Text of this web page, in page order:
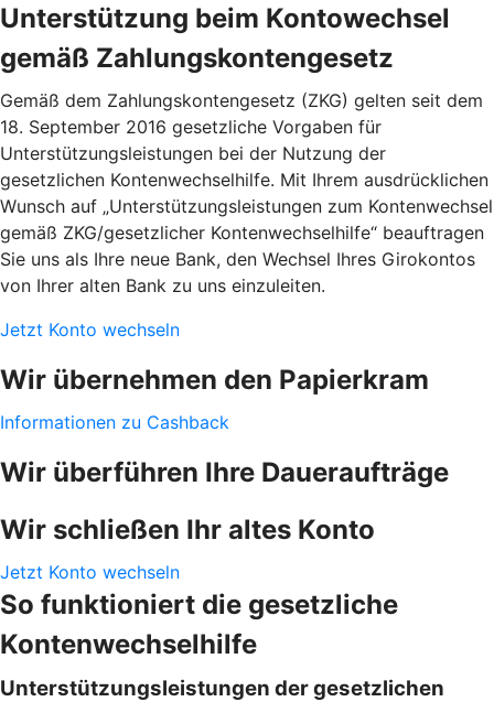
Unterstützung beim Kontowechsel
gemäß Zahlungskontengesetz
Gemäß dem Zahlungskontengesetz (ZKG) gelten seit dem
18. September 2016 gesetzliche Vorgaben für
Unterstützungsleistungen bei der Nutzung der
gesetzlichen Kontenwechselhilfe. Mit Ihrem ausdrücklichen
Wunsch auf „Unterstützungsleistungen zum Kontenwechsel
gemäß ZKG/gesetzlicher Kontenwechselhilfe“ beauftragen
Sie uns als Ihre neue Bank, den Wechsel Ihres Girokontos
von Ihrer alten Bank zu uns einzuleiten.
Jetzt Konto wechseln
Wir übernehmen den Papierkram
Informationen zu Cashback
Wir überführen Ihre Daueraufträge
Wir schließen Ihr altes Konto
Jetzt Konto wechseln
So funktioniert die gesetzliche
Kontenwechselhilfe
Unterstützungsleistungen der gesetzlichen